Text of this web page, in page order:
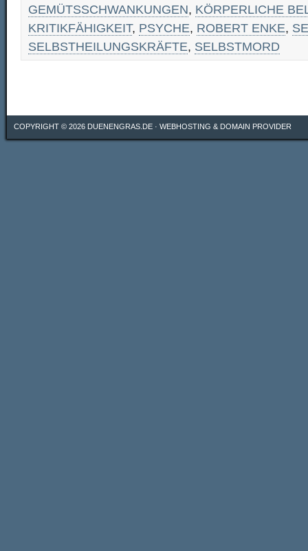
GEMÜTSSCHWANKUNGEN, KÖRPERLICHE
KRITIKFÄHIGKEIT, PSYCHE, ROBERT ENKE,
SELBSTHEILUNGSKRÄFTE, SELBSTMORD
COPYRIGHT © 2026 DUENENGRAS.DE · WEBHOSTING & DOMAIN PROVIDER